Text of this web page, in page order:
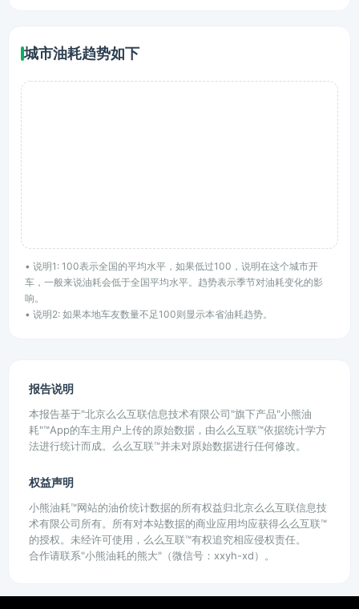
城市油耗趋势如下
• 说明1: 100表示全国的平均水平，如果低过100，说明在这个城市开
车，一般来说油耗会低于全国平均水平。趋势表示季节对油耗变化的影
响。
• 说明2: 如果本地车友数量不足100则显示本省油耗趋势。
报告说明
本报告基于"北京么么互联信息技术有限公司"旗下产品"小熊油
耗"™App的车主用户上传的原始数据，由么么互联™依据统计学方
法进行统计而成。么么互联™并未对原始数据进行任何修改。
权益声明
小熊油耗™网站的油价统计数据的所有权益归北京么么互联信息技
术有限公司所有。所有对本站数据的商业应用均应获得么么互联™
的授权。未经许可使用，么么互联™有权追究相应侵权责任。
合作请联系"小熊油耗的熊大"（微信号：xxyh-xd）。